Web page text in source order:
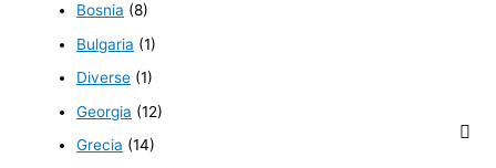
Bosnia (8)
Bulgaria (1)
Diverse (1)
Georgia (12)
Grecia (14)